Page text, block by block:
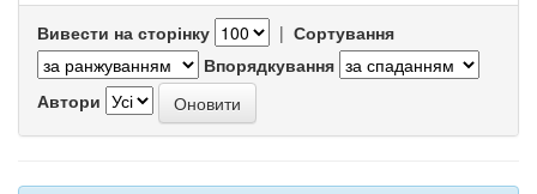
Вивести на сторінку | Сортування
Впорядкування
Автори